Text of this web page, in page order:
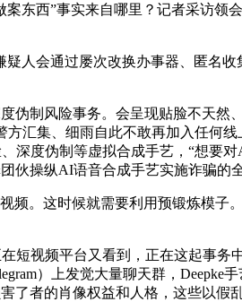
东西”事实来自哪里？记者采访领
会通过屡次改换办事器、匿名
制风险事务。会呈现贴脸不天然
汇集、细雨自此不敢再加入任何
度伪制等虚拟合成手艺，“想要
伙操纵AI语音合成手艺实施诈骗的全
这时候就需要利用预锻炼模子
视频平台又看到，正在这起事务
）上发觉大量聊天群，
者的肖像权益和人格，这些以